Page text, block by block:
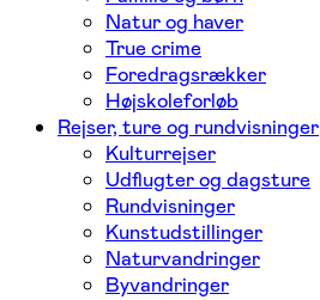
Natur og haver
True crime
Foredragsrækker
Højskoleforløb
Rejser, ture og rundvisninger
Kulturrejser
Udflugter og dagsture
Rundvisninger
Kunstudstillinger
Naturvandringer
Byvandringer